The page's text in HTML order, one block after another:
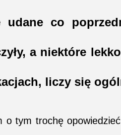
udane co
a niektóre
liczy się
o tym trochę